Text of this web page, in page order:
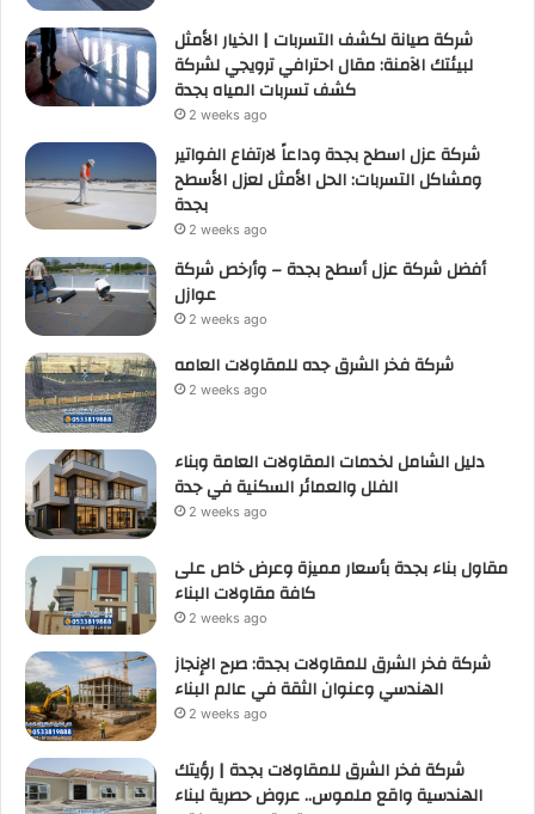
شركة صيانة لكشف التسربات | الخيار الأمثل
لبيئتك الآمنة: مقال احترافي ترويجي لشركة
كشف تسربات المياه بجدة
2 weeks ago
شركة عزل اسطح بجدة وداعاً لارتفاع الفواتير
ومشاكل التسربات: الحل الأمثل لعزل الأسطح
بجدة
2 weeks ago
أفضل شركة عزل أسطح بجدة – وأرخص شركة
عوازل
2 weeks ago
شركة فخر الشرق جده للمقاولات العامه
2 weeks ago
دليل الشامل لخدمات المقاولات العامة وبناء
الفلل والعمائر السكنية في جدة
2 weeks ago
مقاول بناء بجدة بأسعار مميزة وعرض خاص على
كافة مقاولات البناء
2 weeks ago
شركة فخر الشرق للمقاولات بجدة: صرح الإنجاز
الهندسي وعنوان الثقة في عالم البناء
2 weeks ago
شركة فخر الشرق للمقاولات بجدة | رؤيتك
الهندسية واقع ملموس.. عروض حصرية لبناء